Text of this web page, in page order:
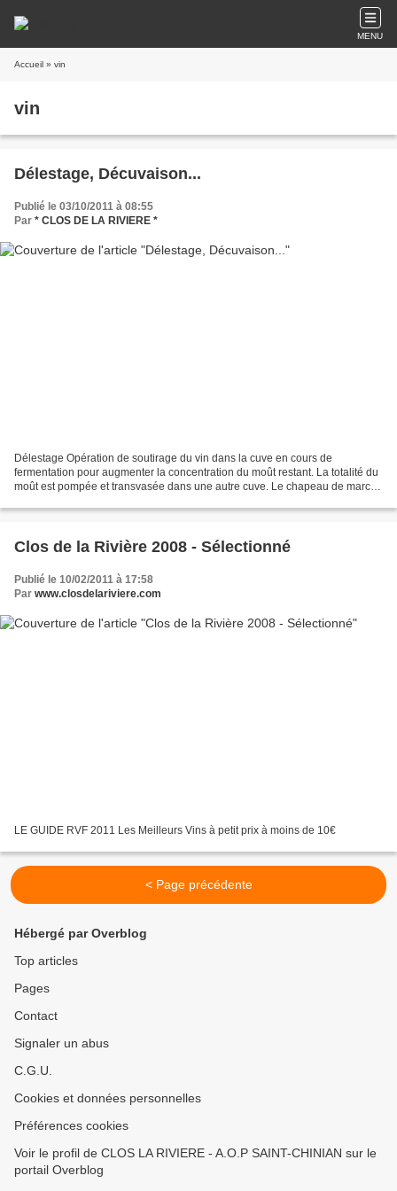
MENU
Accueil » vin
vin
Délestage, Décuvaison...
Publié le 03/10/2011 à 08:55
Par * CLOS DE LA RIVIERE *
Délestage Opération de soutirage du vin dans la cuve en cours de
fermentation pour augmenter la concentration du moût restant. La totalité du
moût est pompée et transvasée dans une autre cuve. Le chapeau de marc et
Clos de la Rivière 2008 - Sélectionné
Publié le 10/02/2011 à 17:58
Par www.closdelariviere.com
LE GUIDE RVF 2011 Les Meilleurs Vins à petit prix à moins de 10€
< Page précédente
Hébergé par Overblog
Top articles
Pages
Contact
Signaler un abus
C.G.U.
Cookies et données personnelles
Préférences cookies
Voir le profil de CLOS LA RIVIERE - A.O.P SAINT-CHINIAN sur le
portail Overblog